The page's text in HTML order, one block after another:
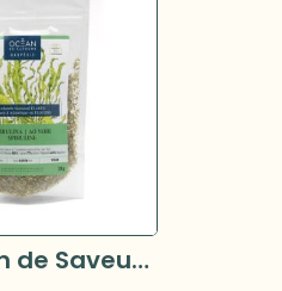
Un Océan de Saveurs - Spiruline marine (Nori verte) en flocons